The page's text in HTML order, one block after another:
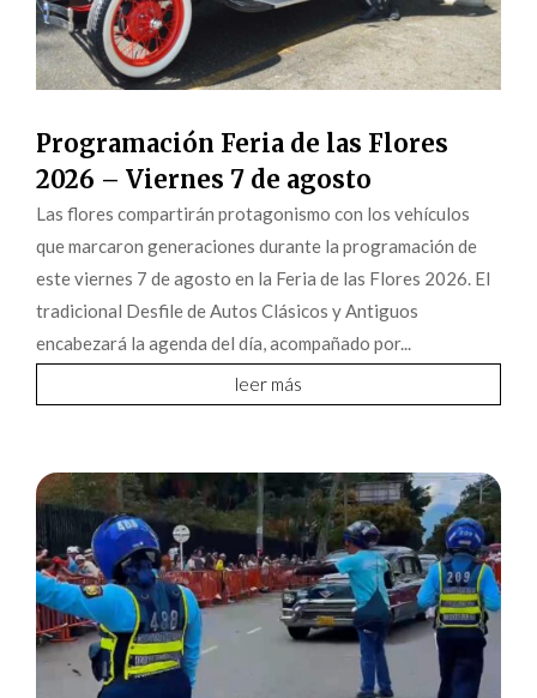
Programación Feria de las Flores
2026 – Viernes 7 de agosto
Las flores compartirán protagonismo con los vehículos
que marcaron generaciones durante la programación de
este viernes 7 de agosto en la Feria de las Flores 2026. El
tradicional Desfile de Autos Clásicos y Antiguos
encabezará la agenda del día, acompañado por...
leer más